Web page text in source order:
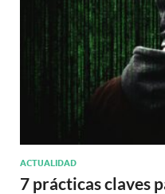
ACTUALIDAD
7 prácticas claves